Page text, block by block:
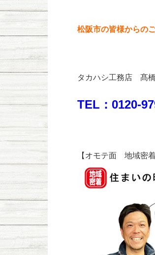
松阪市の皆様からの
タカハシ工務店 髙
TEL：0120-
【オモテ面 地域密着